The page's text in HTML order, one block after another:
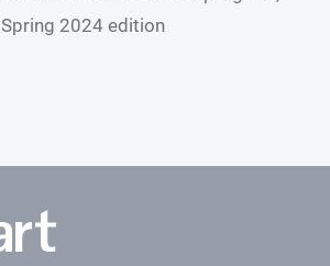
Spring 2024 edition